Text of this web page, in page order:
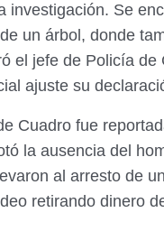
investigación. Se
un árbol, donde
el jefe de Policía
ajuste su
Cuadro fue
la ausencia del
al arresto de
retirando dinero